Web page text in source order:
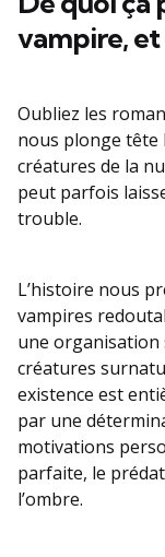
vampire,
Oubliez les
nous plonge tête
créatures de la
peut parfois
trouble.
L’histoire nous
vampires
une organisation
créatures
existence est
par une
motivations
parfaite, le
l’ombre.